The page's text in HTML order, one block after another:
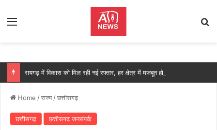
Menu
Home /राज्य /छत्तीसगढ़
छत्तीसगढ़ छत्तीसगढ़ जनसंपर्क